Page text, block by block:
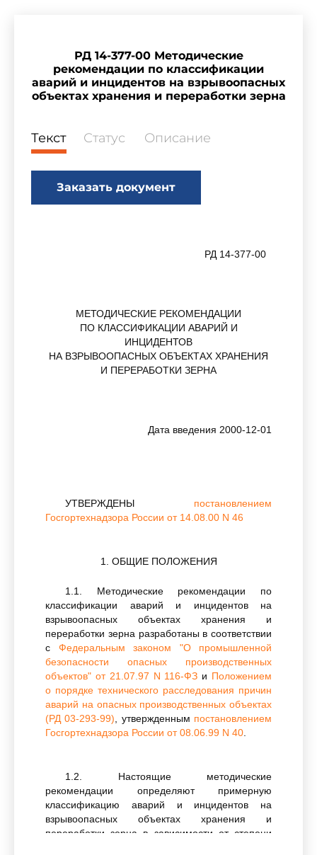
РД 14-377-00 Методические
рекомендации по классификации
аварий и инцидентов на взрывоопасных
объектах хранения и переработки зерна
Текст Статус Описание
Заказать документ
РД 14-377-00
МЕТОДИЧЕСКИЕ РЕКОМЕНДАЦИИ
ПО КЛАССИФИКАЦИИ АВАРИЙ И
ИНЦИДЕНТОВ
НА ВЗРЫВООПАСНЫХ ОБЪЕКТАХ ХРАНЕНИЯ
И ПЕРЕРАБОТКИ ЗЕРНА
Дата введения 2000-12-01
УТВЕРЖДЕНЫ постановлением
Госгортехнадзора России от 14.08.00 N 46
1. ОБЩИЕ ПОЛОЖЕНИЯ
1.1. Методические рекомендации по
классификации аварий и инцидентов на
взрывоопасных объектах хранения и
переработки зерна разработаны в соответствии
с Федеральным законом "О промышленной
безопасности опасных производственных
объектов" от 21.07.97 N 116-ФЗ и Положением
о порядке технического расследования причин
аварий на опасных производственных объектах
(РД 03-293-99) , утвержденным постановлением
Госгортехнадзора России от 08.06.99 N 40
1.2. Настоящие методические
рекомендации определяют примерную
классификацию аварий и инцидентов на
взрывоопасных объектах хранения и
переработки зерна в зависимости от степени